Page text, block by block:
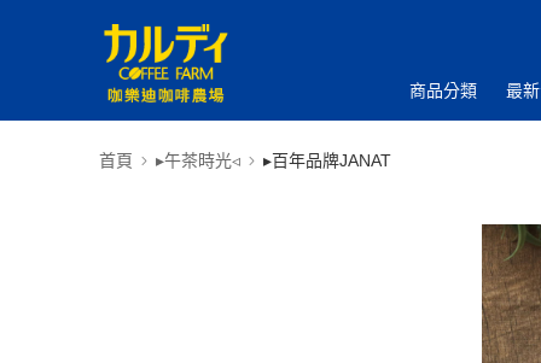
商品分類 最
首頁 ▸午茶時光◃ ▸百年品牌JANAT